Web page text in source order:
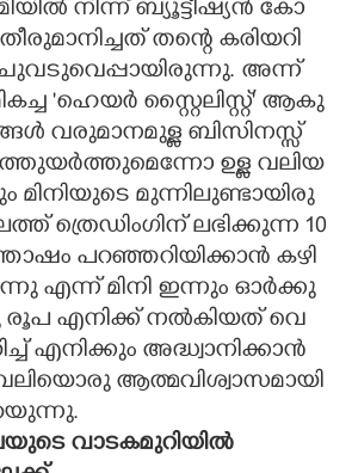
​നി​ന്ന് ​ബ്യൂ​ട്ടീ​ഷ്യ​ൻ​ ​കോ​
​ത​ന്റെ​ ​ക​രി​യ​റി​
​അ​ന്ന്
​'​ഹെ​യ​ർ​ ​സ്റ്റൈ​ലി​സ്റ്റ്'​ ​ആ​കു​
​വ​രു​മാ​ന​മു​ള്ള​ ​ബി​സി​ന​സ്സ്
​ഉ​ള്ള​ ​വ​ലി​യ​
​മി​നി​യു​ടെ​ ​മു​ന്നി​ലു​ണ്ടാ​യി​രു​
​ത്രെ​ഡിം​ഗി​ന് ​ല​ഭി​ക്കു​ന്ന​ 10​
​പ​റ​ഞ്ഞ​റി​യി​ക്കാ​ൻ​ ​ക​ഴി​
​എ​ന്ന് ​മി​നി​ ​ഇ​ന്നും​ ​ഓ​ർ​ക്കു​
​എ​നി​ക്ക് ​ന​ൽ​കി​യ​ത് ​വെ​
​എ​നി​ക്കും​ ​അദ്ധ്വാനി​ക്കാ​ൻ​
​ആ​ത്മ​വി​ശ്വാ​സ​മാ​യി​
​വാ​ട​ക​മു​റി​യി​ൽ​